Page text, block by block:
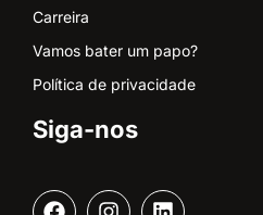
Carreira
Vamos bater um papo?
Política de privacidade
Siga-nos